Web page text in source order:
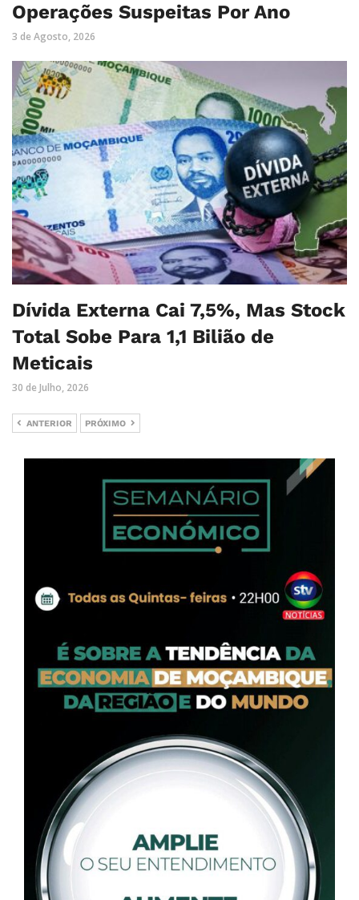
Operações Suspeitas Por Ano
3 de Agosto, 2026
Dívida Externa Cai 7,5%, Mas Stock
Total Sobe Para 1,1 Bilião de
Meticais
30 de Julho, 2026
ANTERIOR PRÓXIMO